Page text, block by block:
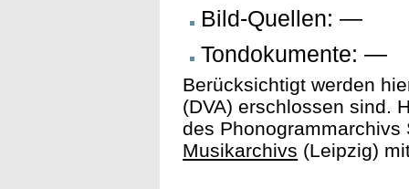
Bild-Quellen: —
Tondokumente: —
Berücksichtigt werden
(DVA) erschlossen sind.
des
Musikarchivs (Leipzig)